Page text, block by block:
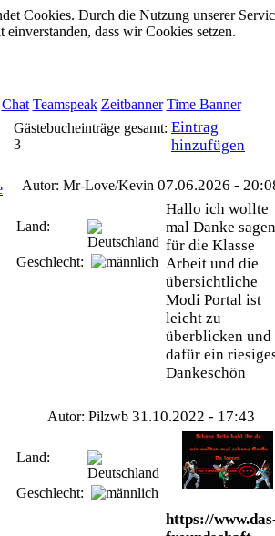
Cookies. Durch die Nutzung unserer
einverstanden, dass wir Cookies setzen.
Chat Teamspeak Zeitbanner Time Banner
Gästebucheinträge gesamt:
3
Eintrag
hinzufügen
Autor: Mr-Love/Kevin 07.06.2026 -
Land:
Geschlecht:
Hallo ich wollte
mal Danke sagen
für die Klasse
Arbeit und die
übersichtliche
Modi Portal ist
leicht zu
überblicken und
dafür ein
Dankeschön
Autor: Pilzwb 31.10.2022 - 17:43
Land:
Geschlecht:
https://